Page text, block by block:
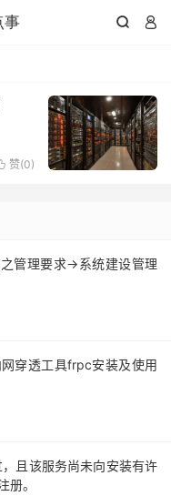
 
赞(0)
管理要求→系统建设管理
穿透工具frpc安装及使用
且该服务尚未向安装有许
册。